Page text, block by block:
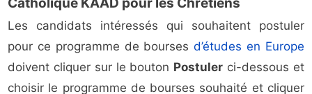
Catholique KAAD pour les Chrétiens
Les candidats intéressés qui souhaitent postuler
pour ce programme de boursesd’études en Europe
doivent cliquer sur le bouton Postuler ci-dessous et
choisir le programme de bourses souhaité et cliquer